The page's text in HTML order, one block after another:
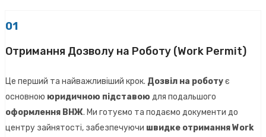
01
Отримання Дозволу на Роботу (Work Permit)
Це перший та найважливіший крок. Дозвіл на роботує
основною юридичною підставою для подальшого
оформлення ВНЖ. Ми готуємо та подаємо документи до
центру зайнятості, забезпечуючи швидке отримання Work